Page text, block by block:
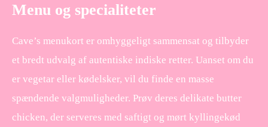
Menu og specialiteter
Cave’s menukort er omhyggeligt sammensat og tilbyder
et bredt udvalg af autentiske indiske retter. Uanset om du
er vegetar eller kødelsker, vil du finde en masse
spændende valgmuligheder. Prøv deres delikate butter
chicken, der serveres med saftigt og mørt kyllingekød